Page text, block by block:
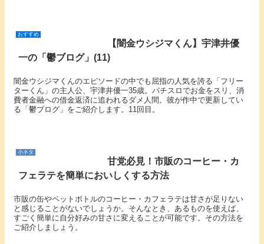
おすすめ
【闇金ウシジマくん】宇津井優
一の「鬱ブログ」(11)
闇金ウシジマくんのエピソードの中でも屈指の人気を誇る「フリー
ターくん」の主人公、宇津井優一35歳。パチスロでお金をスリ、消
費者金融への借金返済に追われるダメ人間。彼が作中で更新してい
る「鬱ブログ」をご紹介します。11回目。
小ネタ
甘党必見！市販のコーヒー・カ
フェラテを簡単においしくする方法
市販の缶やペットボトルのコーヒー・カフェラテは甘さが足りない
と感じることがないでしょうか。そんなとき、あるものを使えば、
すごく簡単に自分好みの甘さに変えることが可能です。その方法を
ご紹介しましょう。